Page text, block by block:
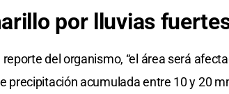
por lluvias
del organismo, “el área será
precipitación acumulada entre 10 y 20